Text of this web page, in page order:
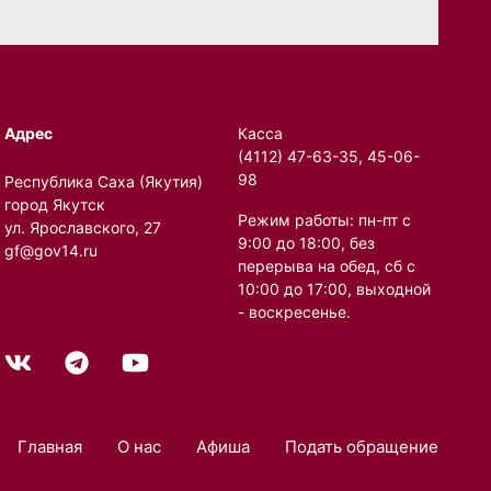
Адрес
Республика Саха (Якутия)
город Якутск
ул. Ярославского, 27
gf@gov14.ru
Касса
(4112) 47-63-35, 45-06-
98
Режим работы: пн-пт с
9:00 до 18:00, без
перерыва на обед, сб с
10:00 до 17:00, выходной
- воскресенье.
Главная О нас Афиша Подать обращение